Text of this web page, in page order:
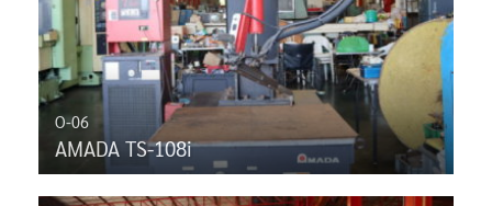
O-06
AMADA TS-108i